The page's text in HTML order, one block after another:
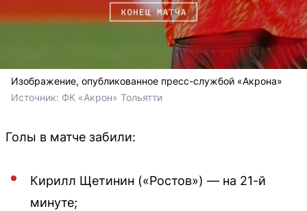
Изображение, опубликованное пресс-службой «Акрона»
Источник: ФК «Акрон» Тольятти
Голы в матче забили:
Кирилл Щетинин («Ростов») — на 21-й
минуте;